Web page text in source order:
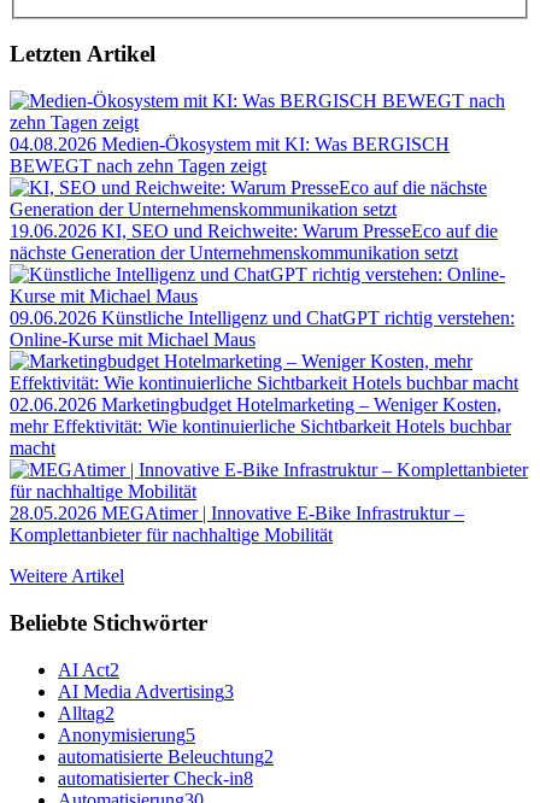
Letzten Artikel
04.08.2026 Medien-Ökosystem mit KI: Was BERGISCH
BEWEGT nach zehn Tagen zeigt
19.06.2026 KI, SEO und Reichweite: Warum PresseEco auf die
nächste Generation der Unternehmenskommunikation setzt
09.06.2026 Künstliche Intelligenz und ChatGPT richtig verstehen:
Online-Kurse mit Michael Maus
02.06.2026 Marketingbudget Hotelmarketing – Weniger Kosten,
mehr Effektivität: Wie kontinuierliche Sichtbarkeit Hotels buchbar
macht
28.05.2026 MEGAtimer | Innovative E-Bike Infrastruktur –
Komplettanbieter für nachhaltige Mobilität
Weitere Artikel
Beliebte Stichwörter
AI Act2
AI Media Advertising3
Alltag2
Anonymisierung5
automatisierte Beleuchtung2
automatisierter Check-in8